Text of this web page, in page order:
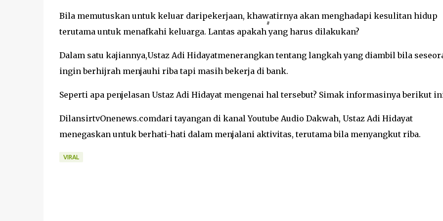
Bila memutuskan untuk keluar daripekerjaan, khawatirnya akan menghadapi kesulitan hidup
terutama untuk menafkahi keluarga. Lantas apakah yang harus dilakukan?
Dalam satu kajiannya,Ustaz Adi Hidayatmenerangkan tentang langkah yang diambil bila
ingin berhijrah menjauhi riba tapi masih bekerja di bank.
Seperti apa penjelasan Ustaz Adi Hidayat mengenai hal tersebut? Simak informasinya berikut
DilansirtvOnenews.comdari tayangan di kanal Youtube Audio Dakwah, Ustaz Adi Hidayat
menegaskan untuk berhati-hati dalam menjalani aktivitas, terutama bila menyangkut riba.
VIRAL